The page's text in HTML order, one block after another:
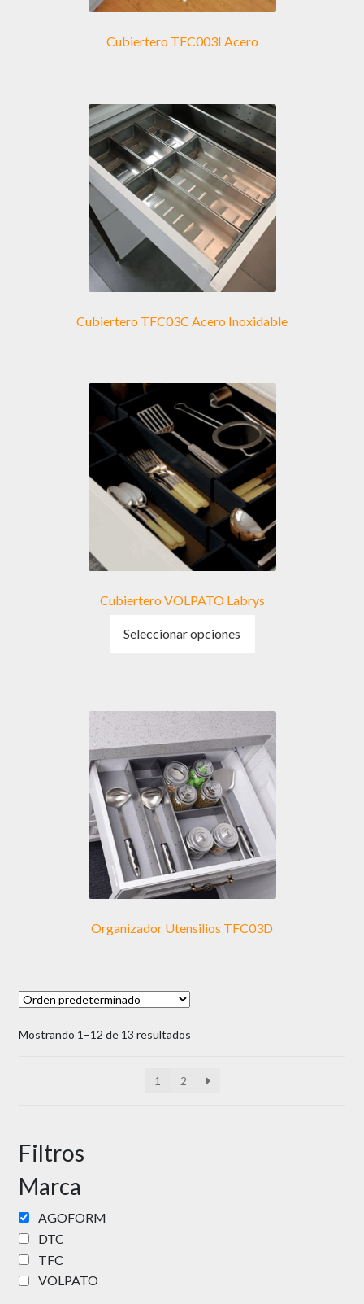
Cubiertero TFC003I Acero
Cubiertero TFC03C Acero Inoxidable
Cubiertero VOLPATO Labrys
Seleccionar opciones
Las
opciones
se
pueden
elegir
en
la
página
de
producto
Organizador Utensilios TFC03D
Mostrando 1–12 de 13 resultados
1 2
Filtros
Marca
AGOFORM
DTC
TFC
VOLPATO